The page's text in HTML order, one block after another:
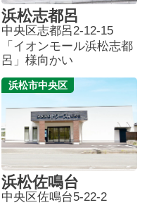
浜松志都呂
中央区志都呂2-12-15
「イオンモール浜松志都
呂」様向かい
浜松市中央区
浜松佐鳴台
中央区佐鳴台5-22-2